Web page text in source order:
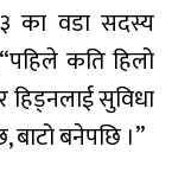
का वडा सदस्य
कति हिलो
हिड्नलाई सुविधा
बाटो बनेपछि ।”